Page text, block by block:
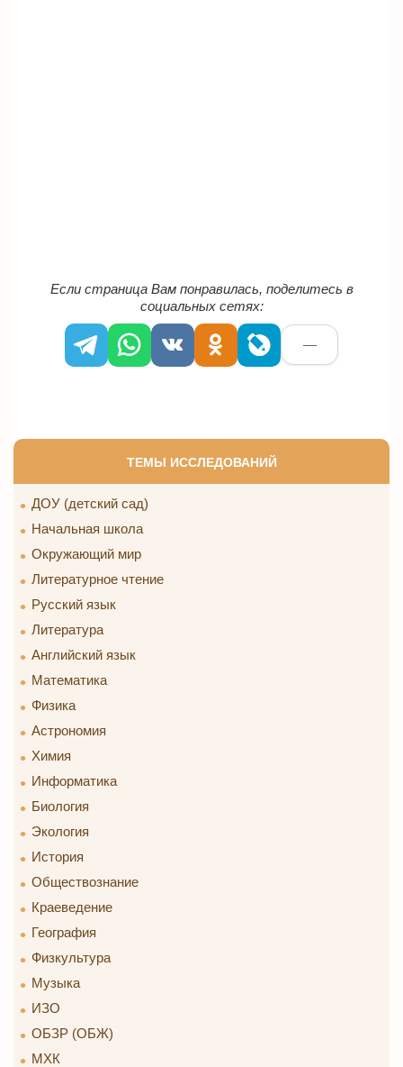
ТЕМЫ ИССЛЕДОВАНИЙ
ДОУ (детский сад)
Начальная школа
Окружающий мир
Литературное чтение
Русский язык
Литература
Английский язык
Математика
Физика
Астрономия
Химия
Информатика
Биология
Экология
История
Обществознание
Краеведение
География
Физкультура
Музыка
ИЗО
ОБЗР (ОБЖ)
МХК
Если страница Вам понравилась, поделитесь в
социальных сетях:
—